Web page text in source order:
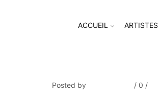
ACCUEIL ARTISTES
Posted by / 0 /